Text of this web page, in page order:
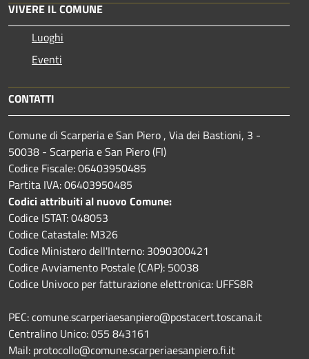
VIVERE IL COMUNE
Luoghi
Eventi
CONTATTI
Comune di Scarperia e San Piero , Via dei Bastioni, 3 -
50038 - Scarperia e San Piero (FI)
Codice Fiscale: 06403950485
Partita IVA: 06403950485
Codici attribuiti al nuovo Comune:
Codice ISTAT: 048053
Codice Catastale: M326
Codice Ministero dell'Interno: 3090300421
Codice Avviamento Postale (CAP): 50038
Codice Univoco per fatturazione elettronica: UFFS8R
PEC: comune.scarperiaesanpiero@postacert.toscana.it
Centralino Unico: 055 843161
Mail: protocollo@comune.scarperiaesanpiero.fi.it